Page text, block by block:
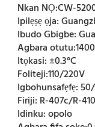
Nkan NỌ:CW-
Ipilẹṣẹ ọja:
Ibudo Gbigbe:
Agbara otutu:
Itọkasi:±0.3°C
Foliteji:110/220V
Igbohunsafẹfẹ:
Firiji: R-407c/R-
Idinku:opolo